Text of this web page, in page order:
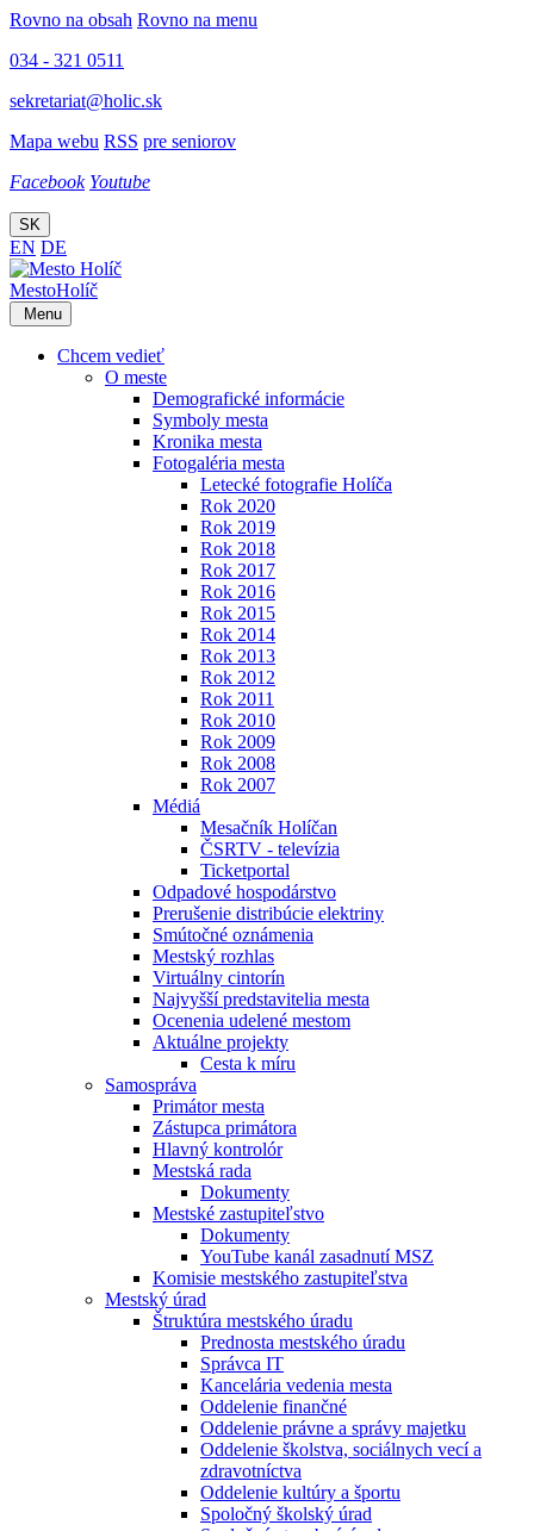
Rovno na obsah Rovno na menu
034 - 321 0511
sekretariat@holic.sk
Mapa webu RSS pre seniorov
Facebook Youtube
SK
EN DE
MestoHolíč
Menu
Chcem vedieť
O meste
Demografické informácie
Symboly mesta
Kronika mesta
Fotogaléria mesta
Letecké fotografie Holíča
Rok 2020
Rok 2019
Rok 2018
Rok 2017
Rok 2016
Rok 2015
Rok 2014
Rok 2013
Rok 2012
Rok 2011
Rok 2010
Rok 2009
Rok 2008
Rok 2007
Médiá
Mesačník Holíčan
ČSRTV - televízia
Ticketportal
Odpadové hospodárstvo
Prerušenie distribúcie elektriny
Smútočné oznámenia
Mestský rozhlas
Virtuálny cintorín
Najvyšší predstavitelia mesta
Ocenenia udelené mestom
Aktuálne projekty
Cesta k míru
Samospráva
Primátor mesta
Zástupca primátora
Hlavný kontrolór
Mestská rada
Dokumenty
Mestské zastupiteľstvo
Dokumenty
YouTube kanál zasadnutí MSZ
Komisie mestského zastupiteľstva
Mestský úrad
Štruktúra mestského úradu
Prednosta mestského úradu
Správca IT
Kancelária vedenia mesta
Oddelenie finančné
Oddelenie právne a správy majetku
Oddelenie školstva, sociálnych vecí a
zdravotníctva
Oddelenie kultúry a športu
Spoločný školský úrad